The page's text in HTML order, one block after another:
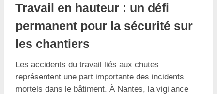
Travail en hauteur : un défi
permanent pour la sécurité sur
les chantiers
Les accidents du travail liés aux chutes
représentent une part importante des incidents
mortels dans le bâtiment. À Nantes, la vigilance